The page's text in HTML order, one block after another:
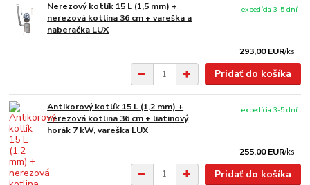
Nerezový kotlík 15 L (1,5 mm) +
nerezová kotlina 36 cm + vareška a
naberačka LUX
293,00 EUR/ks
expedícia 3-5 dní
Pridať do košíka
Antikorový kotlík 15 L (1,2 mm) +
nerezová kotlina 36 cm + liatinový
horák 7 kW, vareška LUX
255,00 EUR/ks
expedícia 3-5 dní
Pridať do košíka